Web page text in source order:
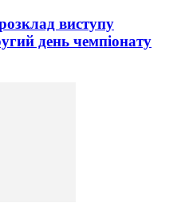
виступу
день чемпіонату